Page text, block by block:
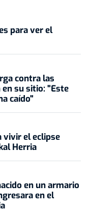
para ver el
contra las
su sitio: "Este
caído"
vivir el eclipse
Herria
en un armario
en el